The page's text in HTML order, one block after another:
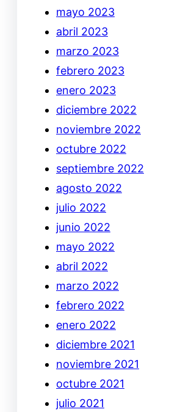
mayo 2023
abril 2023
marzo 2023
febrero 2023
enero 2023
diciembre 2022
noviembre 2022
octubre 2022
septiembre 2022
agosto 2022
julio 2022
junio 2022
mayo 2022
abril 2022
marzo 2022
febrero 2022
enero 2022
diciembre 2021
noviembre 2021
octubre 2021
julio 2021